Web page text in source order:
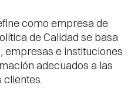
como empresa de
de Calidad se basa
e instituciones
adecuados a las
clientes.